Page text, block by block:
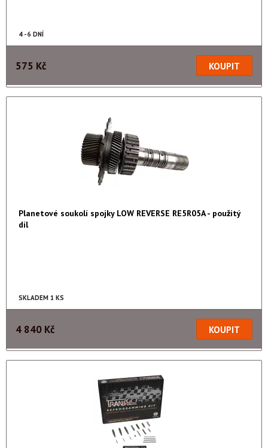
4 - 6 DNÍ
575 Kč
Planetové soukolí spojky LOW REVERSE RE5R05A - použitý
díl
SKLADEM 1 KS
4 840 Kč